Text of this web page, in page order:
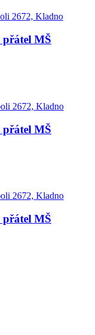
2672, Kladno
přátel MŠ
2672, Kladno
přátel MŠ
2672, Kladno
přátel MŠ